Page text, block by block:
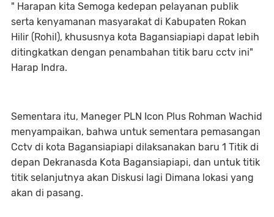
" Harapan kita Semoga kedepan pelayanan publik
serta kenyamanan masyarakat di Kabupaten Rokan
Hilir (Rohil), khususnya kota Bagansiapiapi dapat lebih
ditingkatkan dengan penambahan titik baru cctv ini"
Harap Indra.
Sementara itu, Maneger PLN Icon Plus Rohman Wachid
menyampaikan, bahwa untuk sementara pemasangan
Cctv di kota Bagansiapiapi dilaksanakan baru 1 Titik di
depan Dekranasda Kota Bagansiapiapi, dan untuk titik
titik selanjutnya akan Diskusi lagi Dimana lokasi yang
akan di pasang.